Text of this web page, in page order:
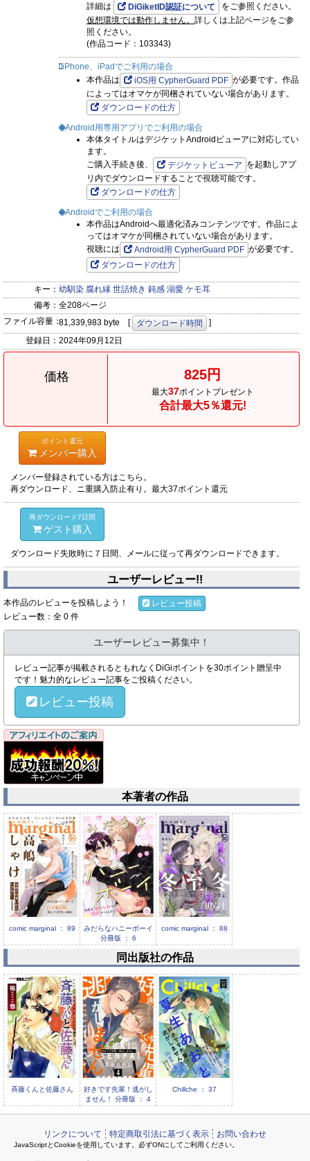
コミックス描き下ろし漫画も収録。
詳細は
DiGiketID認証について
をご参照ください。
仮想環境では動作しません。 詳しくは上記ページをご参
照ください。
(作品コード：103343)
iPhone、iPadでご利用の場合
本作品は
iOS用 CypherGuard PDF が必要です。作品
によってはオマケが同梱されていない場合があります。
ダウンロードの仕方
Android用専用アプリでご利用の場合
本体タイトルはデジケットAndroidビューアに対応してい
ます。
ご購入手続き後、
デジケットビューア を起動しアプ
リ内でダウンロードすることで視聴可能です。
ダウンロードの仕方
Androidでご利用の場合
本作品はAndroidへ最適化済みコンテンツです。作品によ
ってはオマケが同梱されていない場合があります。
視聴には
Android用 CypherGuard PDF が必要です。
ダウンロードの仕方
キー： 幼馴染 腐れ縁 世話焼き 鈍感 溺愛 ケモ耳
備考： 全208ページ
ファイル容量：81,339,983 byte [ ダウンロード時間
]
登録日： 2024年09月12日
価格 825円
最大37ポイントプレゼント
合計最大5％還元!
ポイント還元
メンバー購入
メンバー登録されている方はこちら。
再ダウンロード、ニ重購入防止有り。最大37ポイント還元
再ダウンロード7日間
ゲスト購入
ダウンロード失敗時に７日間、メールに従って再ダウンロードできます。
ユーザーレビュー!!
本作品のレビューを投稿しよう！
レビュー投稿
レビュー数：全 0 件
ユーザーレビュー募集中！
レビュー記事が掲載されるともれなくDiGiポイントを30ポイント贈呈中
です！魅力的なレビュー記事をご投稿ください。
レビュー投稿
本著者の作品
comic marginal ： 89
みだらなハニーボーイ
分冊版 ： 6
comic marginal ： 88
みだらなハニーボーイ
分冊版 ： 5
同出版社の作品
斉藤くんと佐藤さん
好きです先輩！逃がし
ません！ 分冊版 ： 4
Chillche ： 37
リンクについて 特定商取引法に基づく表示 お問い合わせ
JavaScriptとCookieを使用しています。必ずONにしてご利用ください。